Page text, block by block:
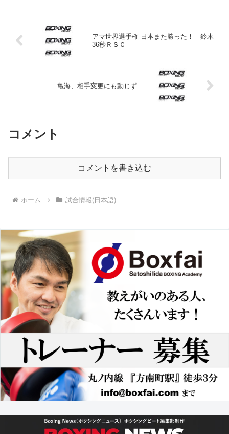
アマ世界選手権 日本また勝った！ 鈴木
36秒ＲＳＣ
亀海、相手変更にも動じず
コメント
コメントを書き込む
ホーム 試合情報(日本語)